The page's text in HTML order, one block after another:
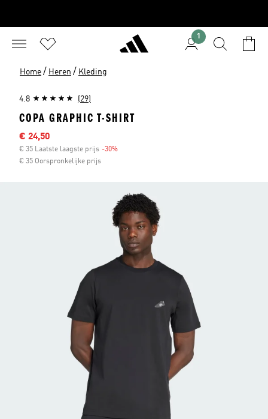
1
Home / Heren / Kleding
4.8 (29)
COPA GRAPHIC T-SHIRT
Afgeprijsde prijs
€ 24,50
€ 35 Laatste laagste prijs -30%
€ 35 Oorspronkelijke prijs